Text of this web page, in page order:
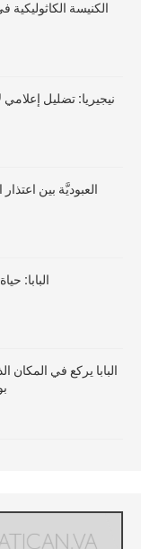
الكنيسة الكاثوليكية
نيجيريا: تضليل
العبوديَّة بين
البابا:
البابا يركع في المكان